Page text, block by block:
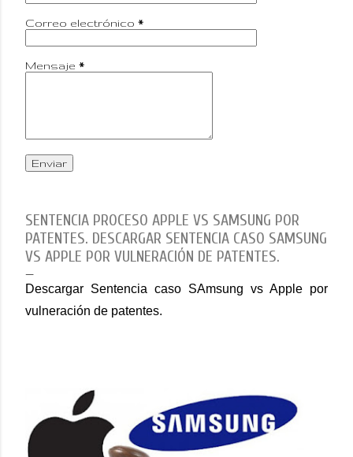
Correo electrónico *
Mensaje *
SENTENCIA PROCESO APPLE VS SAMSUNG POR
PATENTES. DESCARGAR SENTENCIA CASO SAMSUNG
VS APPLE POR VULNERACIÓN DE PATENTES.
Descargar Sentencia caso SAmsung vs Apple por
vulneración de patentes.